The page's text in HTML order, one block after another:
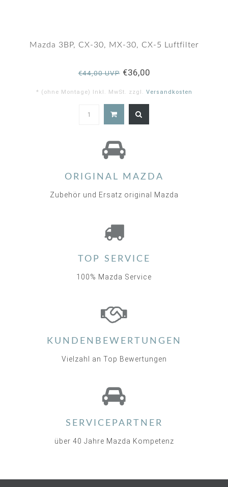
Mazda 3BP, CX-30, MX-30, CX-5 Luftfilter
€44,00 UVP€36,00
* (ohne Montage) Inkl. MwSt. zzgl. Versandkosten
ORIGINAL MAZDA
Zubehör und Ersatz original Mazda
TOP SERVICE
100% Mazda Service
KUNDENBEWERTUNGEN
Vielzahl an Top Bewertungen
SERVICEPARTNER
über 40 Jahre Mazda Kompetenz